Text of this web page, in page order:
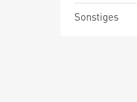
Sonstiges